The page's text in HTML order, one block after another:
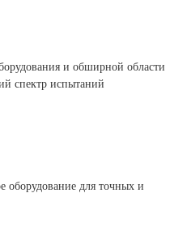
и обширной области
спектр испытаний
оборудование для точных и